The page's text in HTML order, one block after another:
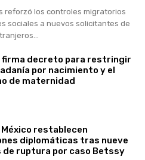
reforzó los controles migratorios
sociales a nuevos solicitantes de
firma decreto para restringir
por nacimiento y el
de maternidad
México restablecen
diplomáticas tras nueve
de ruptura por caso Betssy